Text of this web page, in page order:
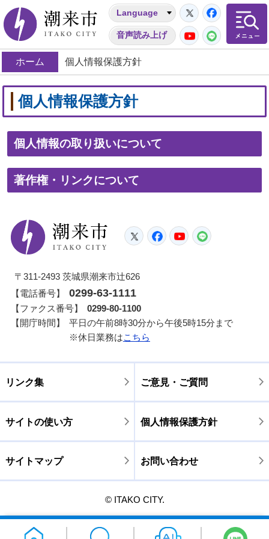
潮来市
Language
音声読み上げ
Twitter
YouTube
LINE
ホーム 個人情報保護方針
個人情報保護方針
個人情報の取り扱いについて
著作権・リンクについて
潮来市
TwitterFacebook
YouTube
〒311-2493 茨城県潮来市辻626
【電話番号】
0299-63-1111
【ファクス番号】
0299-80-1100
【開庁時間】
平日の午前8時30分から午後5時15分まで
※休日業務はこちら
リンク集 ご意見・ご質問
サイトの使い方 個人情報保護方針
サイトマップ お問い合わせ
© ITAKO CITY.